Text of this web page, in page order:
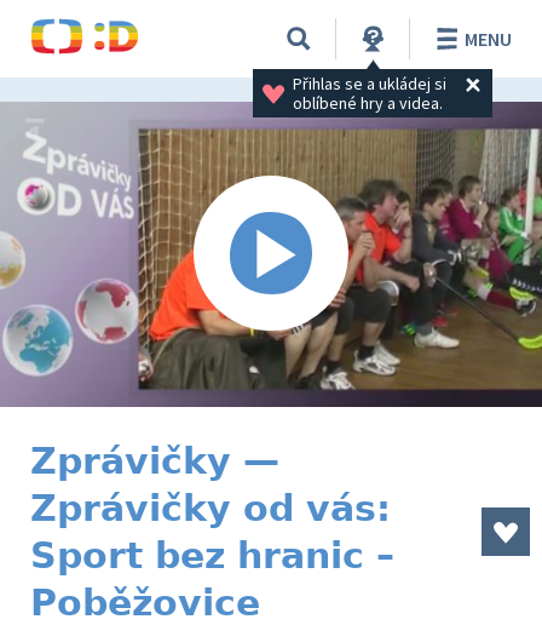
Přihlas se a ukládej si
oblíbené hry a videa.
MENU
Zprávičky —
Zprávičky od vás:
Sport bez hranic –
Poběžovice